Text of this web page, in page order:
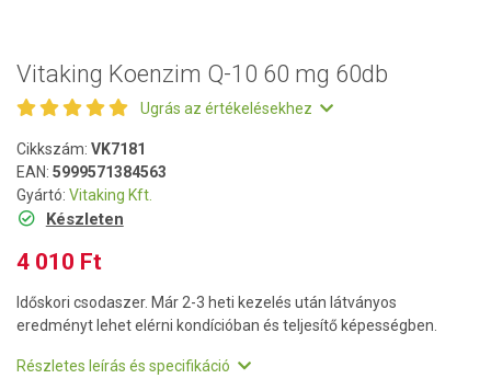
Vitaking Koenzim Q-10 60 mg 60db
Ugrás az értékelésekhez
Cikkszám: VK7181
EAN: 5999571384563
Gyártó: Vitaking Kft.
Készleten
4 010 Ft
Időskori csodaszer. Már 2-3 heti kezelés után látványos
eredményt lehet elérni kondícióban és teljesítő képességben.
Részletes leírás és specifikáció